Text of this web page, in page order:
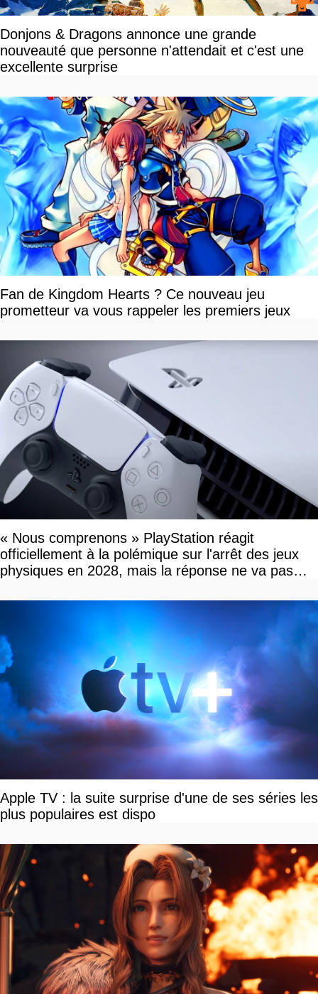
Donjons & Dragons annonce une grande
nouveauté que personne n'attendait et c'est une
excellente surprise
Fan de Kingdom Hearts ? Ce nouveau jeu
prometteur va vous rappeler les premiers jeux
« Nous comprenons » PlayStation réagit
officiellement à la polémique sur l'arrêt des jeux
physiques en 2028, mais la réponse ne va pas
Apple TV : la suite surprise d'une de ses séries les
plus populaires est dispo